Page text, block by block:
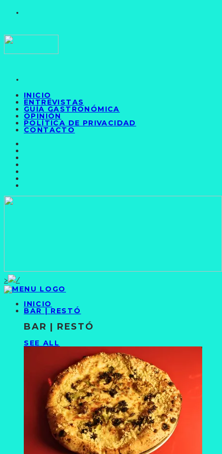
INICIO
ENTREVISTAS
GUÍA GASTRONÓMICA
OPINIÓN
POLÍTICA DE PRIVACIDAD
CONTACTO
>
INICIO
BAR | RESTÓ
BAR | RESTÓ
SEE ALL